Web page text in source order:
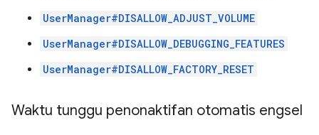
UserManager#DISALLOW_ADJUST_VOLUME
UserManager#DISALLOW_DEBUGGING_FEATURES
UserManager#DISALLOW_FACTORY_RESET
Waktu tunggu penonaktifan otomatis engsel